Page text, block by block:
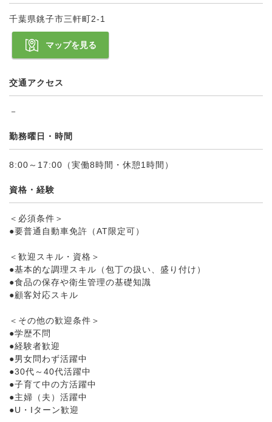
千葉県銚子市三軒町2-1
マップを見る
交通アクセス
－
勤務曜日・時間
8:00～17:00（実働8時間・休憩1時間）
資格・経験
＜必須条件＞
●要普通自動車免許（AT限定可）
＜歓迎スキル・資格＞
●基本的な調理スキル（包丁の扱い、盛り付け）
●食品の保存や衛生管理の基礎知識
●顧客対応スキル
＜その他の歓迎条件＞
●学歴不問
●経験者歓迎
●男女問わず活躍中
●30代～40代活躍中
●子育て中の方活躍中
●主婦（夫）活躍中
●U・Iターン歓迎